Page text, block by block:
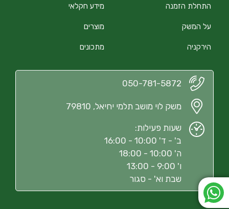
התחלת הזמנה
על המשק
הירקניה
מידע חקלאי
מוצרים
מתכונים
050-781-5872
משק לוי מושב תלמי יחיאל, 79810
שעות פעילות:
ב' - ד' 10:00 - 16:00
ה' 10:00 - 18:00
ו' 9:00 - 13:00
שבת וא' - סגור